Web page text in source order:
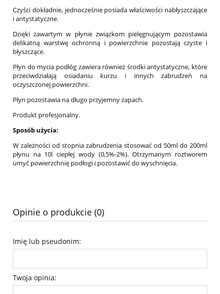
Czyści dokładnie, jednocześnie posiada właściwości nabłyszczające
i antystatyczne.
Dzięki zawartym w płynie związkom pielęgnującym pozostawia
delikatną warstwę ochronną i powierzchnie pozostają czyste i
błyszczące.
Płyn do mycia podłóg zawiera również środki antystatyczne, które
przeciwdziałają osiadaniu kurzu i innych zabrudzeń na
oczyszczonej powierzchni.
Płyn pozostawia na długo przyjemny zapach.
Produkt profesjonalny.
Sposób użycia:
W zależności od stopnia zabrudzenia stosować od 50ml do 200ml
płynu na 10l ciepłej wody (0,5%-2%). Otrzymanym roztworem
umyć powierzchnię podłogi i pozostawić do wyschnięcia.
Opinie o produkcie (0)
Imię lub pseudonim:
Twoja opinia: